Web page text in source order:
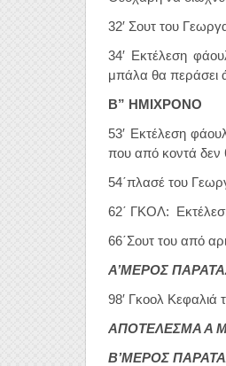
32′ Σουτ του
34′ Εκτέλεση
μπάλα θα περάσει
Β” ΗΜΙΧΡΟΝΟ
53′ Εκτέλεση
που από κοντά δεν
54΄πλασέ του
62΄ ΓΚΟΛ:
66΄Σουτ του από
Α’ΜΕΡΟΣ
98′ Γκοολ Κεφαλιά
ΑΠΟΤΕΛΕΣΜΑ Α
Β’ΜΕΡΟΣ